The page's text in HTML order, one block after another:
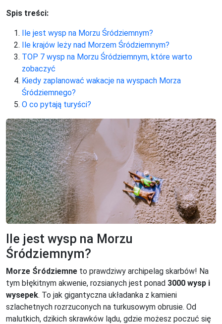
Spis treści:
Ile jest wysp na Morzu Śródziemnym?
Ile krajów leży nad Morzem Śródziemnym?
TOP 7 wysp na Morzu Śródziemnym, które warto
zobaczyć
Kiedy zaplanować wakacje na wyspach Morza
Śródziemnego?
O co pytają turyści?
Ile jest wysp na Morzu
Śródziemnym?
Morze Śródziemne to prawdziwy archipelag skarbów! Na
tym błękitnym akwenie, rozsianych jest ponad 3000 wysp i
wysepek. To jak gigantyczna układanka z kamieni
szlachetnych rozrzuconych na turkusowym obrusie. Od
malutkich, dzikich skrawków lądu, gdzie możesz poczuć się